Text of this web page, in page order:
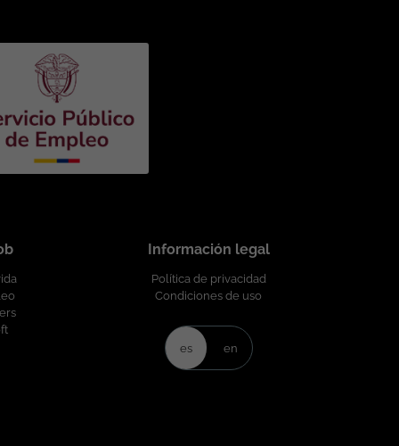
bajo la propiedad exclusiva de ticjob.co
Información legal
Política de privacidad
Condiciones de uso
es en